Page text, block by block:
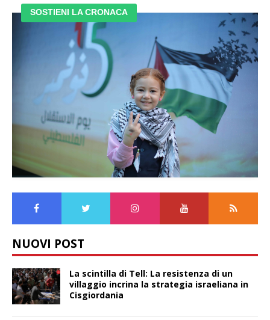
SOSTIENI LA CRONACA
NUOVI POST
La scintilla di Tell: La resistenza di un
villaggio incrina la strategia israeliana in
Cisgiordania